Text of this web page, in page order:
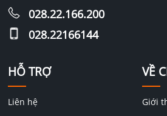
HỖ TRỢ
Liên hệ
VỀ
Giới
028.22.166.200
028.22166144